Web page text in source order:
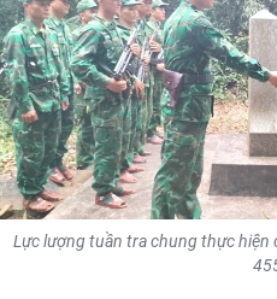
GIÁO DỤC
Y TẾ
KHOA HỌC - CÔNG NGHỆ
MÔI TRƯỜNG
Lực lượng tuần tra chung thực